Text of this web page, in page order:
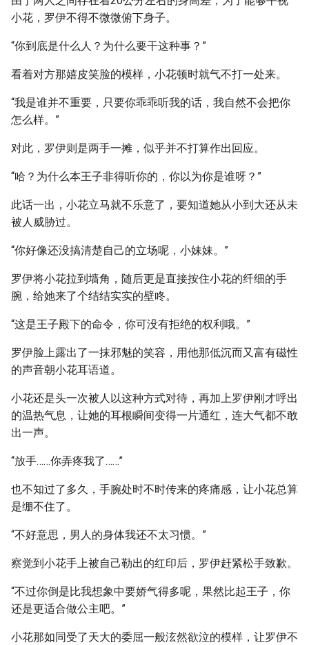
小花，罗伊不得不微微俯下身子。
“你到底是什么人？为什么要干这种事？”
看着对方那嬉皮笑脸的模样，小花顿时就气不打一处来。
“我是谁并不重要，只要你乖乖听我的话，我自然不会把你
怎么样。”
对此，罗伊则是两手一摊，似乎并不打算作出回应。
“哈？为什么本王子非得听你的，你以为你是谁呀？”
此话一出，小花立马就不乐意了，要知道她从小到大还从未
被人威胁过。
“你好像还没搞清楚自己的立场呢，小妹妹。”
罗伊将小花拉到墙角，随后更是直接按住小花的纤细的手
腕，给她来了个结结实实的壁咚。
“这是王子殿下的命令，你可没有拒绝的权利哦。”
罗伊脸上露出了一抹邪魅的笑容，用他那低沉而又富有磁性
的声音朝小花耳语道。
小花还是头一次被人以这种方式对待，再加上罗伊刚才呼出
的温热气息，让她的耳根瞬间变得一片通红，连大气都不敢
出一声。
“放手……你弄疼我了……”
也不知过了多久，手腕处时不时传来的疼痛感，让小花总算
是绷不住了。
“不好意思，男人的身体我还不太习惯。”
察觉到小花手上被自己勒出的红印后，罗伊赶紧松手致歉。
“不过你倒是比我想象中要娇气得多呢，果然比起王子，你
还是更适合做公主吧。”
小花那如同受了天大的委屈一般泫然欲泣的模样，让罗伊不